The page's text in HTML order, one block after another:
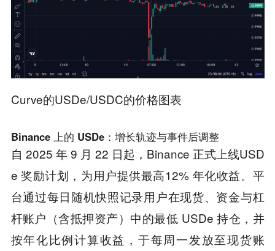
Curve的USDe/USDC的价格图表
Binance 上的 USDe：增长轨迹与事件后调整
自 2025 年 9 月 22 日起，Binance 正式上线USD
e 奖励计划，为用户提供最高12% 年化收益。平
台通过每日随机快照记录用户在现货、资金与杠
杆账户（含抵押资产）中的最低 USDe 持仓，并
按年化比例计算收益，于每周一发放至现货账